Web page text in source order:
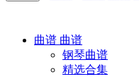
曲谱 曲谱
钢琴曲谱
精选合集